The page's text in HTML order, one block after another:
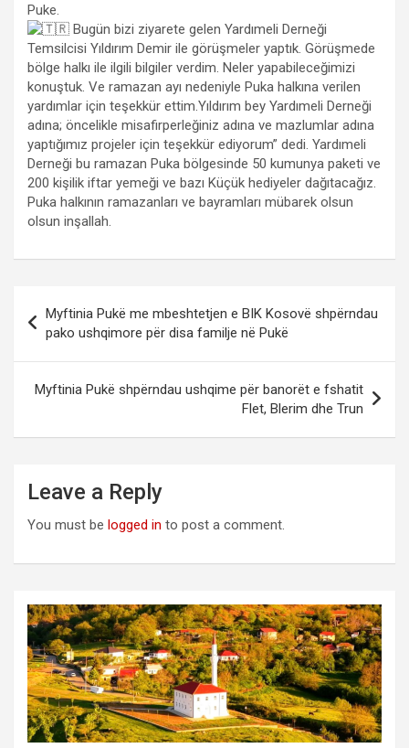
Puke.
Bugün bizi ziyarete gelen Yardımeli Derneği
Temsilcisi Yıldırım Demir ile görüşmeler yaptık. Görüşmede
bölge halkı ile ilgili bilgiler verdim. Neler yapabileceğimizi
konuştuk. Ve ramazan ayı nedeniyle Puka halkına verilen
yardımlar için teşekkür ettim.Yıldırım bey Yardımeli Derneği
adına; öncelikle misafirperleğiniz adına ve mazlumlar adına
yaptığımız projeler için teşekkür ediyorum” dedi. Yardımeli
Derneği bu ramazan Puka bölgesinde 50 kumunya paketi ve
200 kişilik iftar yemeği ve bazı Küçük hediyeler dağıtacağız.
Puka halkının ramazanları ve bayramları mübarek olsun
olsun inşallah.
navigation
Myftinia Pukë me mbeshtetjen e BIK Kosovë shpërndau
pako ushqimore për disa familje në Pukë
Myftinia Pukë shpërndau ushqime për banorët e fshatit
Flet, Blerim dhe Trun
Leave a Reply
You must be logged in to post a comment.